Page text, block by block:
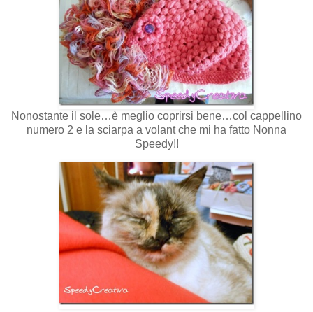
Nonostante il sole…è meglio coprirsi bene…col cappellino
numero 2 e la sciarpa a volant che mi ha fatto Nonna
Speedy!!